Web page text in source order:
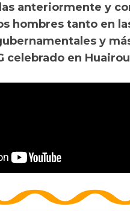
anteriormente y
hombres tanto en
y
celebrado en